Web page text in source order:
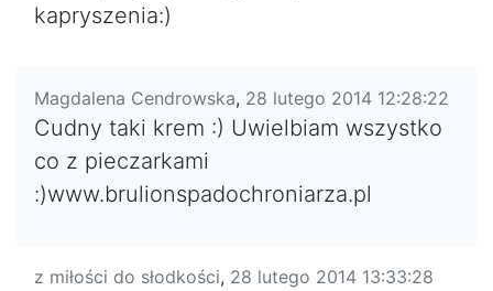
kapryszenia:)
Magdalena Cendrowska, 28 lutego 2014 12:28:22
Cudny taki krem :) Uwielbiam wszystko
co z pieczarkami
:)www.brulionspadochroniarza.pl
z miłości do słodkości, 28 lutego 2014 13:33:28